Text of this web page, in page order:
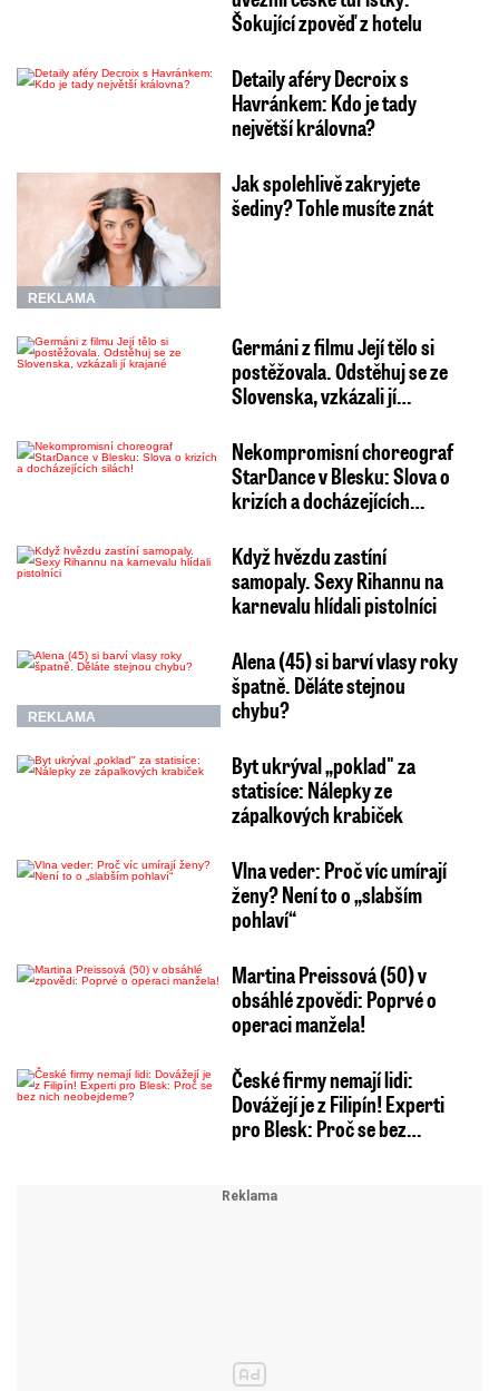
Šokující zpověď z hotelu
Detaily aféry Decroix s
Havránkem: Kdo je tady
největší královna?
REKLAMA
Jak spolehlivě zakryjete
šediny? Tohle musíte znát
Germáni z filmu Její tělo si
postěžovala. Odstěhuj se ze
Slovenska, vzkázali jí…
Nekompromisní choreograf
StarDance v Blesku: Slova o
krizích a docházejících…
Když hvězdu zastíní
samopaly. Sexy Rihannu na
karnevalu hlídali pistolníci
REKLAMA
Alena (45) si barví vlasy roky
špatně. Děláte stejnou
chybu?
Byt ukrýval „poklad" za
statisíce: Nálepky ze
zápalkových krabiček
Vlna veder: Proč víc umírají
ženy? Není to o „slabším
pohlaví“
Martina Preissová (50) v
obsáhlé zpovědi: Poprvé o
operaci manžela!
České firmy nemají lidi:
Dovážejí je z Filipín! Experti
pro Blesk: Proč se bez…